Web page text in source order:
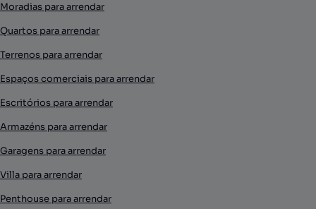
Moradias para arrendar
Quartos para arrendar
Terrenos para arrendar
Espaços comerciais para arrendar
Escritórios para arrendar
Armazéns para arrendar
Garagens para arrendar
Villa para arrendar
Penthouse para arrendar